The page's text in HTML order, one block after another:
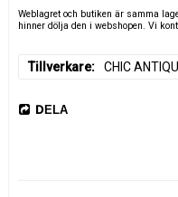
Weblagret och butiken är samma
hinner dölja den i webshopen. Vi
Tillverkare CHIC
DELA